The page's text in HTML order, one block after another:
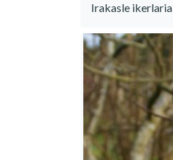
Irakasle ikerlaria